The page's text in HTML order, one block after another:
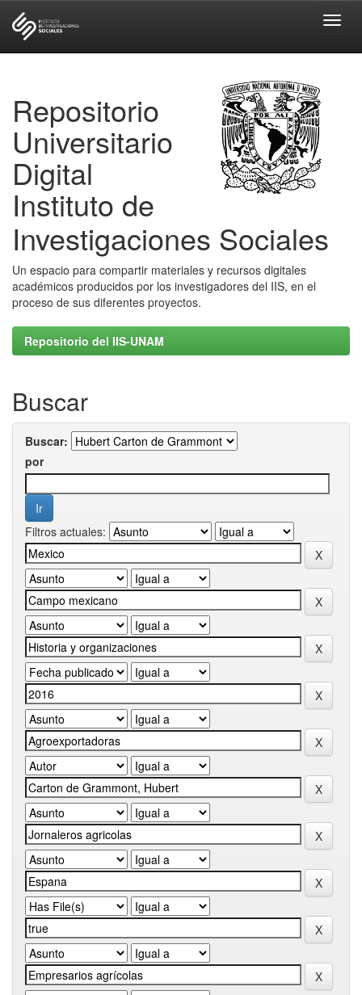
Repositorio
Universitario
Digital
Instituto de
Investigaciones Sociales
Un espacio para compartir materiales y recursos digitales
académicos producidos por los investigadores del IIS, en el
proceso de sus diferentes proyectos.
Repositorio del IIS-UNAM
Buscar
Buscar:
por
Filtros actuales: